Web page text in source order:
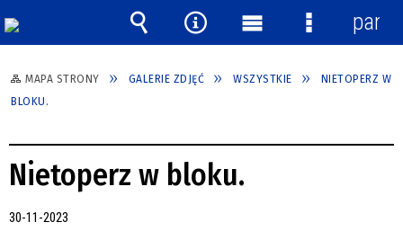
MAPA STRONY GALERIE ZDJĘĆ WSZYSTKIE
NIETOPERZ W
BLOKU.
Nietoperz w bloku.
30-11-2023
Wyszukiwarka
Narzędzia
Menu
główne
Menu
panel